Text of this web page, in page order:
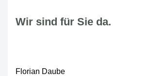
Wir sind für Sie da.
Florian Daube